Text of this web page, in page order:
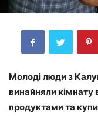
Молоді люди з
винайняли кімнату
продуктами та